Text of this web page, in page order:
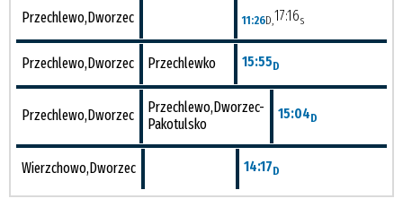
Przechlewo,Dworzec 11:26D,17:16s
Przechlewo,Dworzec Przechlewko 15:55D
Przechlewo,Dworzec
Przechlewo,Dworzec-
Pakotulsko
15:04D
Wierzchowo,Dworzec 14:17D